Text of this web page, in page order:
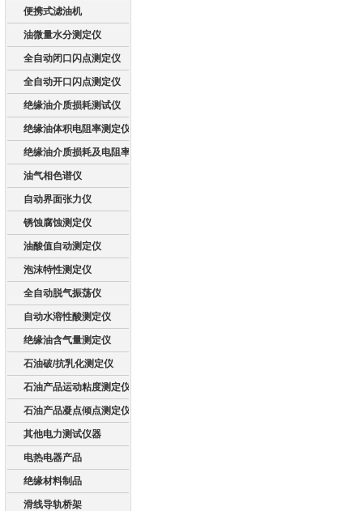
便携式滤油机
油微量水分测定仪
全自动闭口闪点测定仪
全自动开口闪点测定仪
绝缘油介质损耗测试仪
绝缘油体积电阻率测定仪
绝缘油介质损耗及电阻率测试仪
油气相色谱仪
自动界面张力仪
锈蚀腐蚀测定仪
油酸值自动测定仪
泡沫特性测定仪
全自动脱气振荡仪
自动水溶性酸测定仪
绝缘油含气量测定仪
石油破/抗乳化测定仪
石油产品运动粘度测定仪
石油产品凝点倾点测定仪
其他电力测试仪器
电热电器产品
绝缘材料制品
滑线导轨桥架